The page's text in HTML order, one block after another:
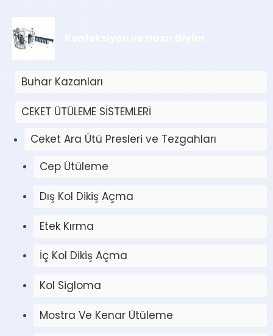
Buhar Kazanları
CEKET ÜTÜLEME SİSTEMLERİ
Ceket Ara Ütü Presleri ve Tezgahları
Cep Ütüleme
Dış Kol Dikiş Açma
Etek Kırma
İç Kol Dikiş Açma
Kol Sigloma
Mostra Ve Kenar Ütüleme